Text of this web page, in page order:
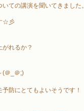
ての講演を聞いてきました。
☆彡
れるか？
(＠_＠;)
防にとてもよいそうです！